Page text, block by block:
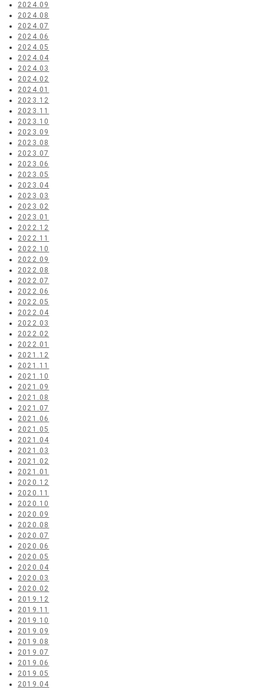
2024.09
2024.08
2024.07
2024.06
2024.05
2024.04
2024.03
2024.02
2024.01
2023.12
2023.11
2023.10
2023.09
2023.08
2023.07
2023.06
2023.05
2023.04
2023.03
2023.02
2023.01
2022.12
2022.11
2022.10
2022.09
2022.08
2022.07
2022.06
2022.05
2022.04
2022.03
2022.02
2022.01
2021.12
2021.11
2021.10
2021.09
2021.08
2021.07
2021.06
2021.05
2021.04
2021.03
2021.02
2021.01
2020.12
2020.11
2020.10
2020.09
2020.08
2020.07
2020.06
2020.05
2020.04
2020.03
2020.02
2019.12
2019.11
2019.10
2019.09
2019.08
2019.07
2019.06
2019.05
2019.04